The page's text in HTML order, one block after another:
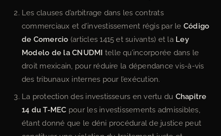
Les clauses d’arbitrage dans les contrats
commerciaux et d’investissement régis par le Código
de Comercio (articles 1415 et suivants) et la Ley
Modelo de la CNUDMI telle qu’incorporée dans le
droit mexicain, pour réduire la dépendance vis-à-vis
des tribunaux internes pour l’exécution.
La protection des investisseurs en vertu du Chapitre
14 du T-MEC pour les investissements admissibles,
étant donné que le déni procédural de justice peut